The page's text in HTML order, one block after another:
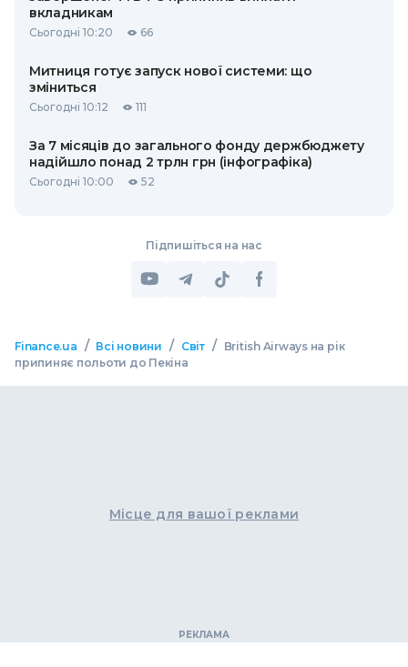
вкладникам
Сьогодні 10:20 66
Митниця готує запуск нової системи: що
зміниться
Сьогодні 10:12 111
За 7 місяців до загального фонду держбюджету
надійшло понад 2 трлн грн (інфографіка)
Сьогодні 10:00 52
Підпишіться на нас
Finance.ua / Всі новини / Світ /
British Airways на рік
припиняє польоти до Пекіна
Місце для вашої реклами